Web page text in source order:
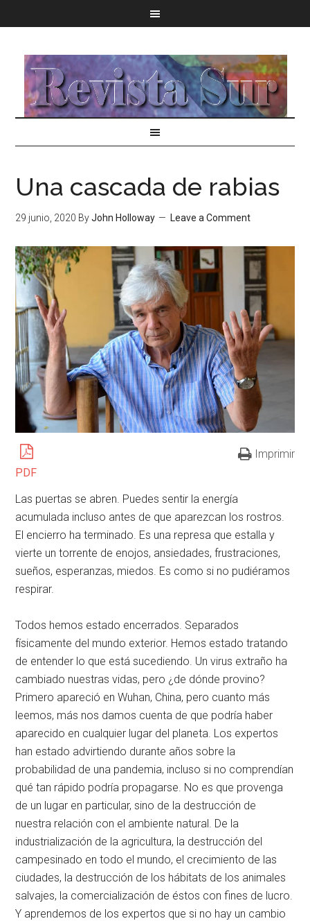
Una cascada de rabias
29 junio, 2020 ByJohn Holloway Leave a Comment
PDF
Imprimir
Las puertas se abren. Puedes sentir la energía
acumulada incluso antes de que aparezcan los rostros.
El encierro ha terminado. Es una represa que estalla y
vierte un torrente de enojos, ansiedades, frustraciones,
sueños, esperanzas, miedos. Es como si no pudiéramos
respirar.
Todos hemos estado encerrados. Separados
físicamente del mundo exterior. Hemos estado tratando
de entender lo que está sucediendo. Un virus extraño ha
cambiado nuestras vidas, pero ¿de dónde provino?
Primero apareció en Wuhan, China, pero cuanto más
leemos, más nos damos cuenta de que podría haber
aparecido en cualquier lugar del planeta. Los expertos
han estado advirtiendo durante años sobre la
probabilidad de una pandemia, incluso si no comprendían
qué tan rápido podría propagarse. No es que provenga
de un lugar en particular, sino de la destrucción de
nuestra relación con el ambiente natural. De la
industrialización de la agricultura, la destrucción del
campesinado en todo el mundo, el crecimiento de las
ciudades, la destrucción de los hábitats de los animales
salvajes, la comercialización de éstos con fines de lucro.
Y aprendemos de los expertos que si no hay un cambio